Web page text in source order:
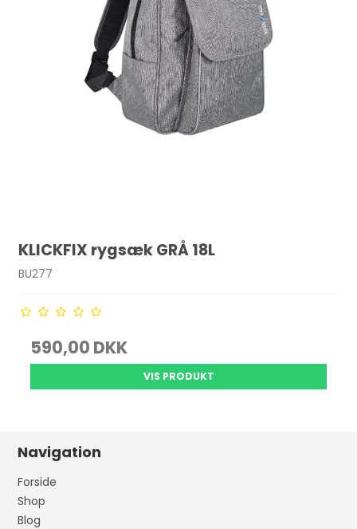
KLICKFIX rygsæk GRÅ 18L
BU277
590,00 DKK
VIS PRODUKT
Navigation
Forside
Shop
Blog